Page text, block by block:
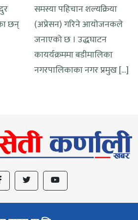
छन्
समस्या पहिचान शल्यक्रिया
(अप्रेसन) गरिने आयोजनकले
जनाएको छ । उद्धघाटन
कायर्यक्रममा बडीमालिका
नगरपालिकाका नगर प्रमुख […]